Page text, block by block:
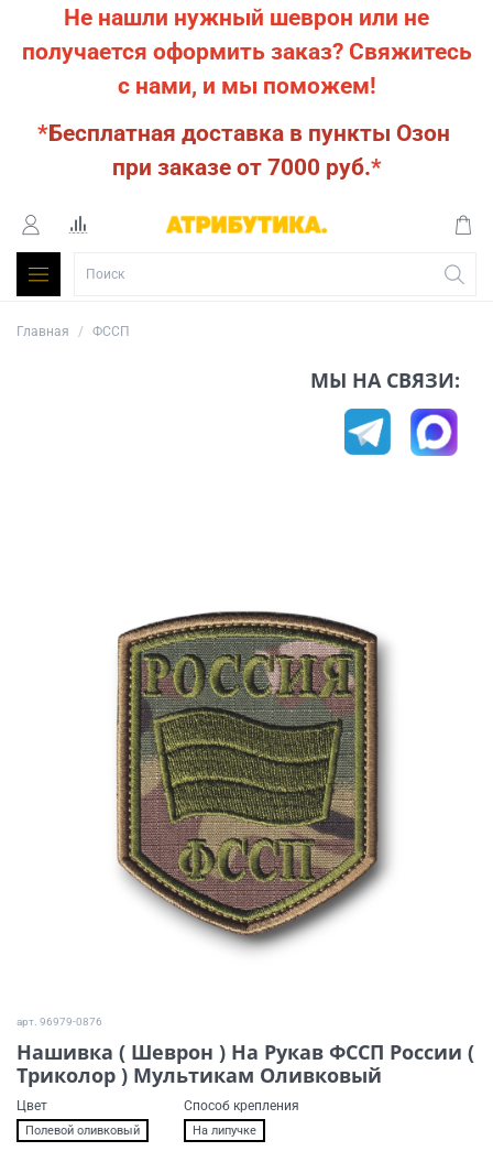
Не нашли нужный шеврон или не
получается оформить заказ? Свяжитесь
с нами, и мы поможем!
*Бесплатная доставка в пункты Озон
при заказе от 7000 руб.*
Главная ФССП
МЫ НА СВЯЗИ:
арт. 96979-0876
Нашивка ( Шеврон ) На Рукав ФССП России (
Триколор ) Мультикам Оливковый
Цвет
Полевой оливковый
Способ крепления
На липучке